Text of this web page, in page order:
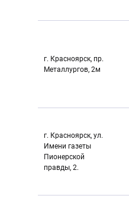
г. Красноярск, пр.
Металлургов, 2м
г. Красноярск, ул.
Имени газеты
Пионерской
правды, 2.